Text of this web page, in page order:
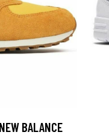
BALANCE